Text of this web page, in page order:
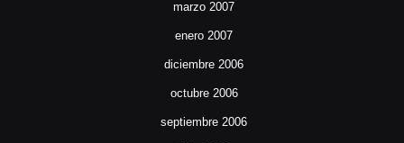
marzo 2007
enero 2007
diciembre 2006
octubre 2006
septiembre 2006